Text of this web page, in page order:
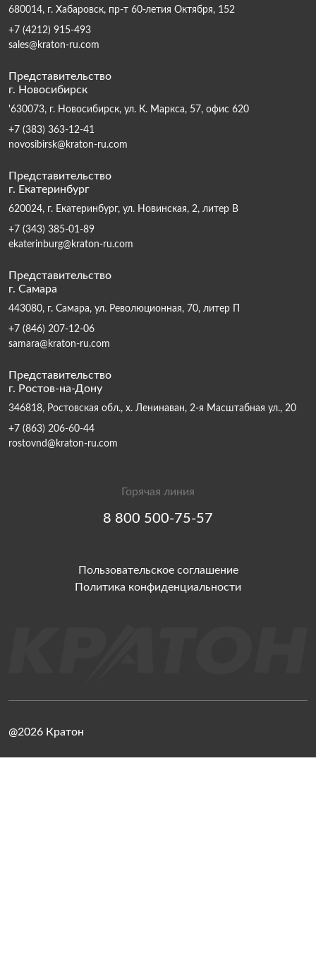
680014, г. Хабаровск, пр-т 60-летия Октября, 152
+7 (4212) 915-493
sales@kraton-ru.com
Представительство
г. Новосибирск
'630073, г. Новосибирск, ул. К. Маркса, 57, офис 620
+7 (383) 363-12-41
novosibirsk@kraton-ru.com
Представительство
г. Екатеринбург
620024, г. Екатеринбург, ул. Новинская, 2, литер В
+7 (343) 385-01-89
ekaterinburg@kraton-ru.com
Представительство
г. Самара
443080, г. Самара, ул. Революционная, 70, литер П
+7 (846) 207-12-06
samara@kraton-ru.com
Представительство
г. Ростов-на-Дону
346818, Ростовская обл., х. Ленинаван, 2-я Масштабная ул., 20
+7 (863) 206-60-44
rostovnd@kraton-ru.com
Горячая линия
8 800 500-75-57
Пользовательское соглашение
Политика конфиденциальности
@2026 Кратон